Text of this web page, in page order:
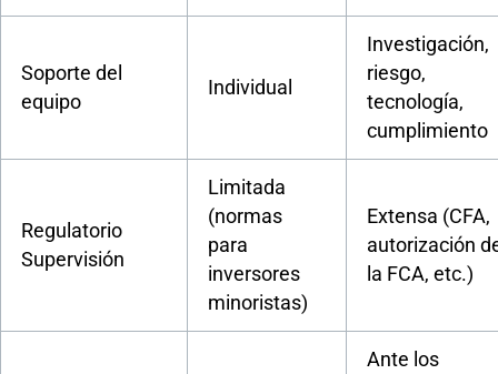
Soporte del
equipo
Individual
Investigación,
riesgo,
tecnología,
cumplimiento
Regulatorio
Supervisión
Limitada
(normas
para
inversores
minoristas)
Extensa (CFA,
autorización
la FCA, etc.)
Ante los